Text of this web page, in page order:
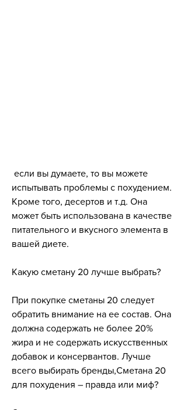
испытывать проблемы с похудением.
Кроме того, десертов и т.д. Она
может быть использована в качестве
питательного и вкусного элемента в
вашей диете.
Какую сметану 20 лучше выбрать?
При покупке сметаны 20 следует
обратить внимание на ее состав. Она
должна содержать не более 20%
жира и не содержать искусственных
добавок и консервантов. Лучше
всего выбирать бренды,Сметана 20
для похудения – правда или миф?